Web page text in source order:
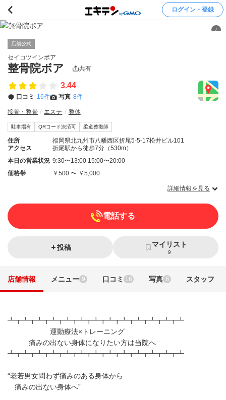
ログイン・登録
/
店舗公式
セイコツインボア
整骨院ボア 共有
3.44
口コミ 16件 写真 8件
接骨・整骨 エステ 整体
駐車場有 QRコード決済可 柔道整復師
住所
福岡県北九州市八幡西区折尾5-5-17松井ビル101
アクセス
折尾駅から徒歩7分（530m）
本日の営業状況 9:30〜13:00 15:00〜20:00
価格帯
￥500 〜 ￥5,000
詳細情報を見る
電話する
投稿 マイリスト
9
店舗情報 メニュー 9 口コミ 16 写真 8 スタッフ
┻┳┻┳┻┳┻┳┻┳┻┳┻┳┻┳┻┳┻┳┻┳┻┳┻
運動療法×トレーニング
痛みの出ない身体になりたい方は当院へ
┻┳┻┳┻┳┻┳┻┳┻┳┻┳┻┳┻┳┻┳┻┳┻┳┻
“老若男女問わず痛みのある身体から
痛みの出ない身体へ”